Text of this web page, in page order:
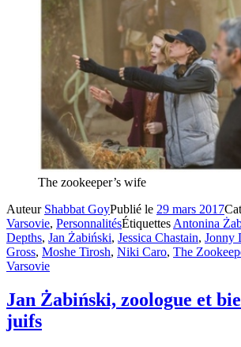
The zookeeper’s wife
Auteur Shabbat GoyPublié le 29 mars 2017
Varsovie, PersonnalitésÉtiquettes Antonina
Depths, Jan Żabiński, Jessica Chastain, Jonny
Gross, Moshe Tirosh, Niki Caro, The
Varsovie
Jan Żabiński, zoologue et
juifs